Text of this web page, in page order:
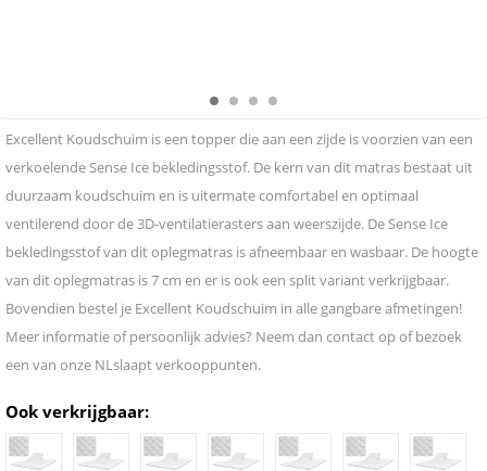
Excellent Koudschuim is een topper die aan een zijde is voorzien van een
verkoelende Sense Ice bekledingsstof. De kern van dit matras bestaat uit
duurzaam koudschuim en is uitermate comfortabel en optimaal
ventilerend door de 3D-ventilatierasters aan weerszijde. De Sense Ice
bekledingsstof van dit oplegmatras is afneembaar en wasbaar. De hoogte
van dit oplegmatras is 7 cm en er is ook een split variant verkrijgbaar.
Bovendien bestel je Excellent Koudschuim in alle gangbare afmetingen!
Meer informatie of persoonlijk advies? Neem dan contact op of bezoek
een van onze NLslaapt verkooppunten.
Ook verkrijgbaar: